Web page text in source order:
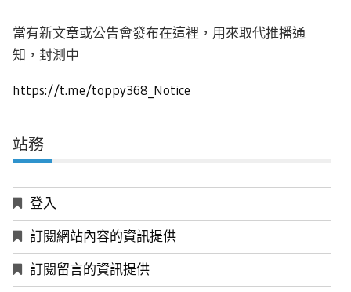
當有新文章或公告會發布在這裡，用來取代推播通
知，封測中
https://t.me/toppy368_Notice
站務
登入
訂閱網站內容的資訊提供
訂閱留言的資訊提供